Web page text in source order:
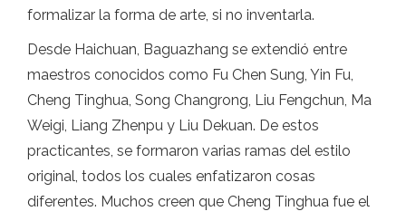
formalizar la forma de arte, si no inventarla.
Desde Haichuan, Baguazhang se extendió entre
maestros conocidos como Fu Chen Sung, Yin Fu,
Cheng Tinghua, Song Changrong, Liu Fengchun, Ma
Weigi, Liang Zhenpu y Liu Dekuan. De estos
practicantes, se formaron varias ramas del estilo
original, todos los cuales enfatizaron cosas
diferentes. Muchos creen que Cheng Tinghua fue el